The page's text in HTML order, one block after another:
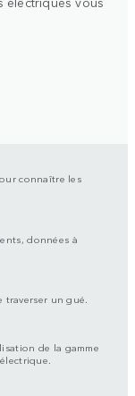
connaître les
données à
un gué.
de la gamme